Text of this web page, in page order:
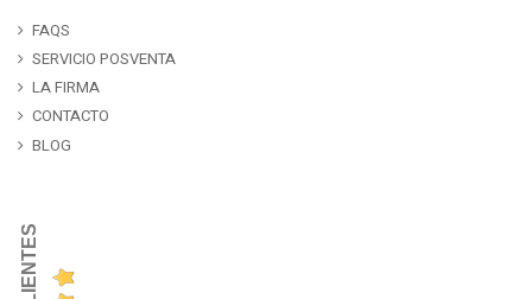
FAQS
SERVICIO POSVENTA
LA FIRMA
CONTACTO
BLOG